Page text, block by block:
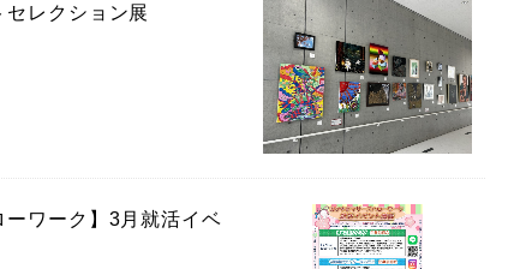
レクション展
ワーク】3月就活イベ